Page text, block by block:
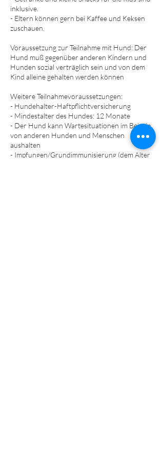
inklusive.
- Eltern können gern bei Kaffee und Keksen
zuschauen.
Voraussetzung zur Teilnahme mit Hund: Der
Hund muß gegenüber anderen Kindern und
Hunden sozial verträglich sein und von dem
Kind alleine gehalten werden können
Weitere Teilnahmevoraussetzungen:
- Hundehalter-Haftpflichtversicherung
- Mindestalter des Hundes: 12 Monate
- Der Hund kann Wartesituationen im Beisein
von anderen Hunden und Menschen
aushalten
- Impfungen/Grundimmunisierung (dem Alter